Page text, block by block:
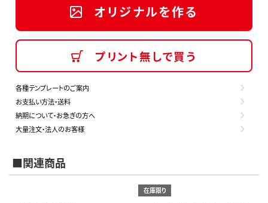
オリジナルを作る
プリント無しで買う
各種テンプレートのご案内
お支払い方法・送料
納期について・お急ぎの方へ
大量注文・法人のお客様
■関連商品
在庫限り